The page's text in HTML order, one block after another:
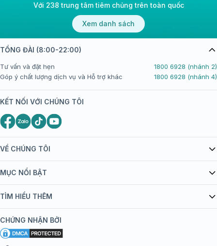
Với 238 trung tâm tiêm chủng trên toàn quốc
Xem danh sách
VỀ CHÚNG TÔI
Giới thiệu Tiêm Chủng FPT Long Châu
bán hàng
Chính sách nội dung
Chính sách bảo mật
MỤC NỔI BẬT
Danh mục vắc xin
Đội ngũ bác sĩ, chuyên gia
TÌM HIỂU THÊM
Khuyến mãi
Tôi nên tiêm gì?
CHỨNG NHẬN BỞI
TỔNG ĐÀI (8:00-22:00)
Tư vấn và đặt hẹn
1800 6928 (nhánh 2)
Góp ý chất lượng dịch vụ và Hỗ trợ khác
1800 6928 (nhánh 4)
KẾT NỐI VỚI CHÚNG TÔI